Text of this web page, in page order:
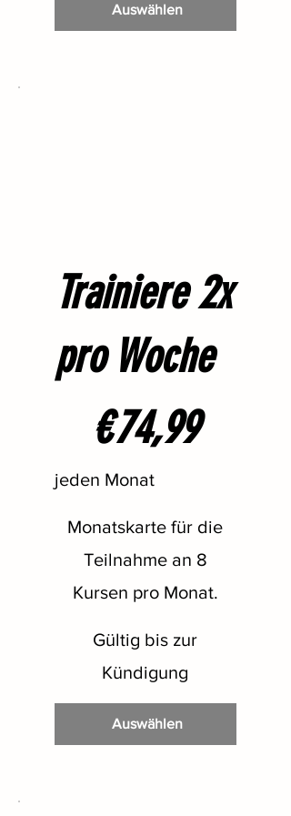
Auswählen
Trainiere 2x
pro Woche
€74,99
jeden Monat
Monatskarte für die
Teilnahme an 8
Kursen pro Monat.
Gültig bis zur
Kündigung
Auswählen